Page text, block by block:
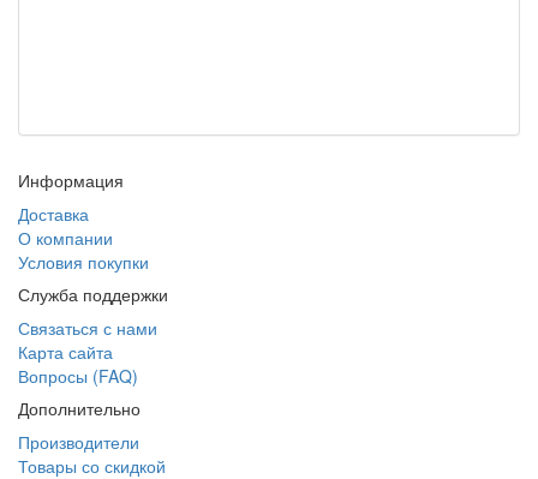
Информация
Доставка
О компании
Условия покупки
Служба поддержки
Связаться с нами
Карта сайта
Вопросы (FAQ)
Дополнительно
Производители
Товары со скидкой